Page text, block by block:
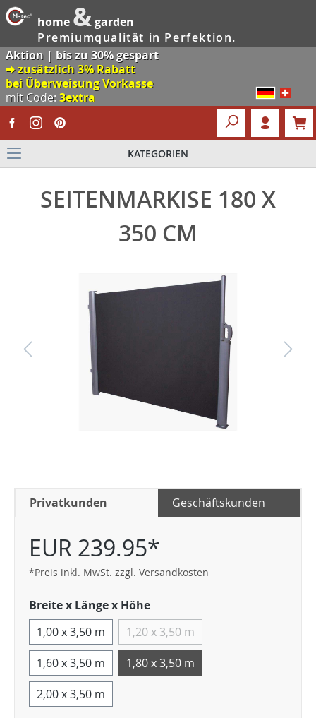
home &garden
Premiumqualität in Perfektion.
Aktion | bis zu 30% gespart
🠮 zusätzlich 3% Rabatt
bei Überweisung Vorkasse
mit Code:3extra
KATEGORIEN
SEITENMARKISE 180 X
350 CM
Privatkunden Geschäftskunden
EUR 239.95*
*Preis inkl. MwSt. zzgl. Versandkosten
Breite x Länge x Höhe
1,00 x 3,50 m
1,20 x 3,50 m
1,60 x 3,50 m
1,80 x 3,50 m
2,00 x 3,50 m